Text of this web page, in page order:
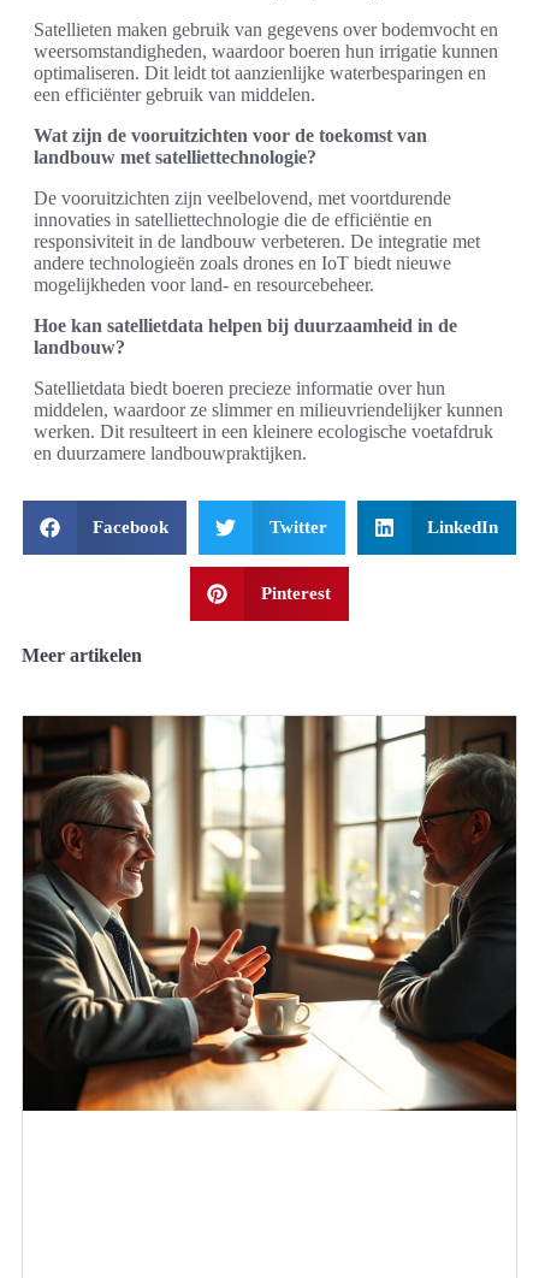
Satellieten maken gebruik van gegevens over bodemvocht en
weersomstandigheden, waardoor boeren hun irrigatie kunnen
optimaliseren. Dit leidt tot aanzienlijke waterbesparingen en
een efficiënter gebruik van middelen.
Wat zijn de vooruitzichten voor de toekomst van
landbouw met satelliettechnologie?
De vooruitzichten zijn veelbelovend, met voortdurende
innovaties in satelliettechnologie die de efficiëntie en
responsiviteit in de landbouw verbeteren. De integratie met
andere technologieën zoals drones en IoT biedt nieuwe
mogelijkheden voor land- en resourcebeheer.
Hoe kan satellietdata helpen bij duurzaamheid in de
landbouw?
Satellietdata biedt boeren precieze informatie over hun
middelen, waardoor ze slimmer en milieuvriendelijker kunnen
werken. Dit resulteert in een kleinere ecologische voetafdruk
en duurzamere landbouwpraktijken.
Facebook Twitter LinkedIn
Pinterest
Meer artikelen